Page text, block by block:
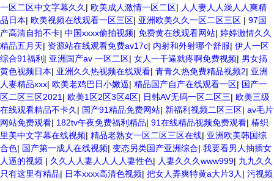
一区二区中文字幕久久 | 欧美成人激情一区二区| 人人妻人人澡人人爽精
品日本| 欧美视频在线观看一区三区| 亚洲欧美久久一区二区三区 | 97国
产高清自拍不卡| 中国xxxx偷拍视频| 免费黄在线观看网站| 婷婷激情久久
精品五月天| 资源站在线观看免费av17c| 内射和外射哪个舒服| 伊人一区
综合91福利 | 亚洲国产av 一区二区| 女人一干逼就疼啊免费视频| 男女搞
黄色视频日本| 亚洲久久热视频在线观看| 青青久热免费精品视频2| 亚洲
人妻精品xxx| 欧美老鸡巴日小嫩逼| 精品国产自产在线观看一区| 国产一
区二区三区2021 | 欧美1区2区3区4区| 日韩AV无码一区二区三| 欧美三级
在线观看精品不卡久 | 国产91精品免费网站| 新福利视频二区三区| av毛片
网站免费观看| 182tv午夜免费福利精品| 91在线精品视频免费观看| 椿织
里美中文字幕在线视频| 精品老熟女一区二区三区在线| 亚洲欧美韩国综
合色| 国产第一成人在线视频| 变态另类国产亚洲综合| 我要看男人抽插女
人逼的视频 | 久久人人妻人人人人妻性色| 人妻久久久www999| 九九久久
只有这里有精品| 日本xxxx高清色视频| 把女人弄爽特黄a大片3人 | 污视频